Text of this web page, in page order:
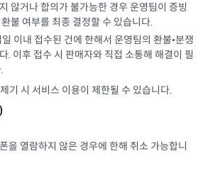
않거나 합의가 불가능한 경우 운영팀이 증빙
불 여부를 최종 결정할 수 있습니다.
이내 접수된 건에 한해서 운영팀의 환불•분쟁
. 이후 접수 시 판매자와 직접 소통해 해결이 필
기 시 서비스 이용이 제한될 수 있습니다.
)
을 열람하지 않은 경우에 한해 취소 가능합니